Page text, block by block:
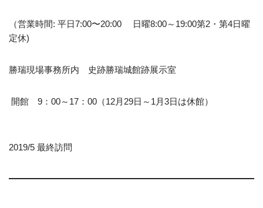
（営業時間: 平日7:00〜20:00 日曜8:00～19:00第2・第4日曜
定休)
勝瑞現場事務所内 史跡勝瑞城館跡展示室
開館 9：00～17：00（12月29日～1月3日は休館）
2019/5 最終訪問